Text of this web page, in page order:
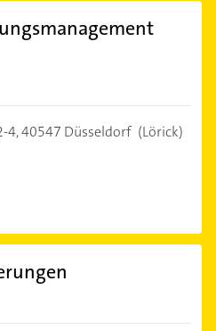
4,40547 Düsseldorf (Lörick)